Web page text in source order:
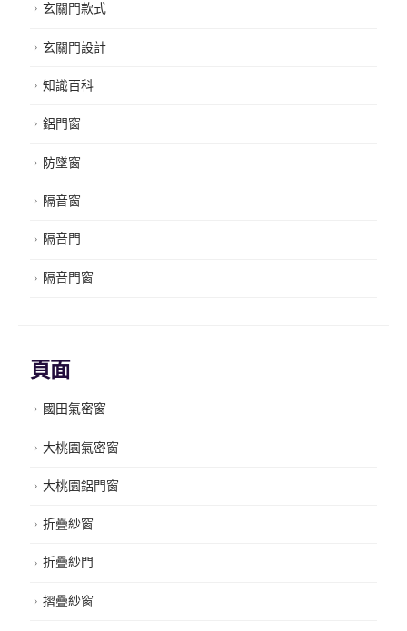
玄關門款式
玄關門設計
知識百科
鋁門窗
防墜窗
隔音窗
隔音門
隔音門窗
頁面
國田氣密窗
大桃園氣密窗
大桃園鋁門窗
折疊紗窗
折疊紗門
摺疊紗窗